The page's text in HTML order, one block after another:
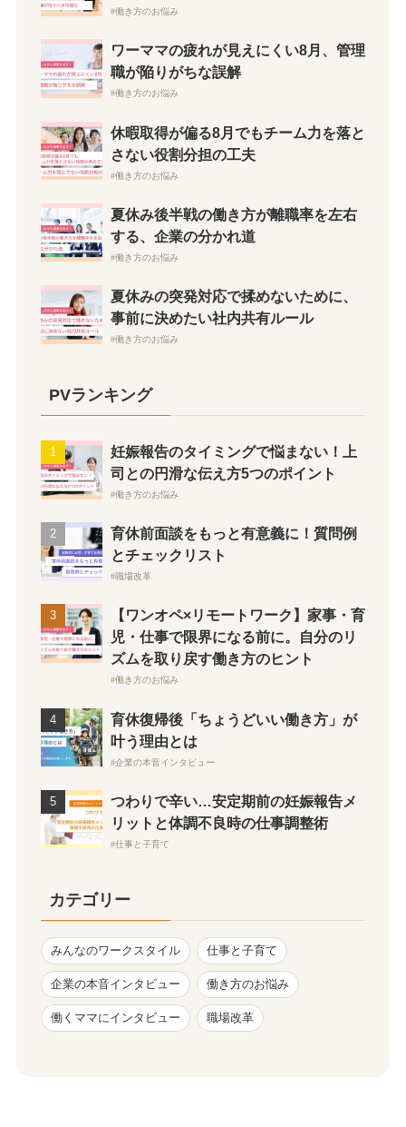
働き方のお悩み
ワーママの疲れが見えにくい8月、管理
職が陥りがちな誤解
働き方のお悩み
休暇取得が偏る8月でもチーム力を落と
さない役割分担の工夫
働き方のお悩み
夏休み後半戦の働き方が離職率を左右
する、企業の分かれ道
働き方のお悩み
夏休みの突発対応で揉めないために、
事前に決めたい社内共有ルール
働き方のお悩み
PVランキング
妊娠報告のタイミングで悩まない！上
司との円滑な伝え方5つのポイント
働き方のお悩み
育休前面談をもっと有意義に！質問例
とチェックリスト
職場改革
【ワンオペ×リモートワーク】家事・育
児・仕事で限界になる前に。自分のリ
ズムを取り戻す働き方のヒント
働き方のお悩み
育休復帰後「ちょうどいい働き方」が
叶う理由とは
企業の本音インタビュー
つわりで辛い…安定期前の妊娠報告メ
リットと体調不良時の仕事調整術
仕事と子育て
カテゴリー
みんなのワークスタイル 仕事と子育て
企業の本音インタビュー 働き方のお悩み
働くママにインタビュー 職場改革